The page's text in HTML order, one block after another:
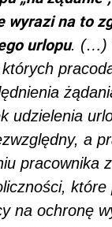
wyrazi na to
urlopu. (…)
udzielenia
a
pracownika
które
na ochronę